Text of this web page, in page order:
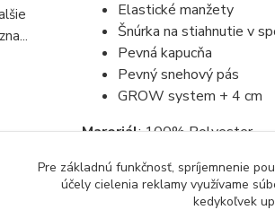
Elastické manžety
Šnúrka na stiahnutie v
Pevná kapucňa
Pevný snehový pás
GROW system + 4 cm
Mareriál: 100% Polyester
Membrána: 10K/10K
Pre základnú funkčnosť, spríjemnenie
účely cielenia reklamy využívame
kedykoľvek